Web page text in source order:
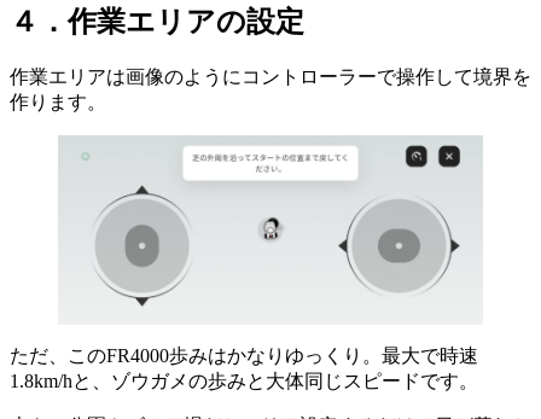
４．作業エリアの設定
作業エリアは画像のようにコントローラーで操作して境界を
作ります。
ただ、このFR4000歩みはかなりゆっくり。最大で時速
1.8km/hと、ゾウガメの歩みと大体同じスピードです。